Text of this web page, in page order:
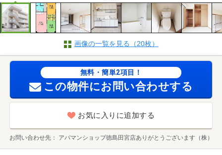
画像の一覧を見る（20枚）
無料・簡単2項目！
この物件にお問い合わせする
お気に入りに追加する
お問い合わせ先 アパマンショップ徳島田宮店ありがとうございます（株）